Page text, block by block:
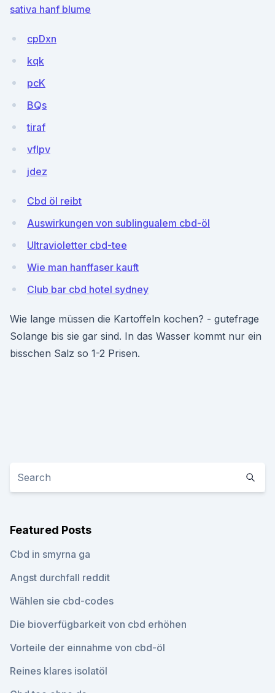
sativa hanf blume
cpDxn
kqk
pcK
BQs
tiraf
vfIpv
jdez
Cbd öl reibt
Auswirkungen von sublingualem cbd-öl
Ultravioletter cbd-tee
Wie man hanffaser kauft
Club bar cbd hotel sydney
Wie lange müssen die Kartoffeln kochen? - gutefrage
Solange bis sie gar sind. In das Wasser kommt nur ein
bisschen Salz so 1-2 Prisen.
Featured Posts
Cbd in smyrna ga
Angst durchfall reddit
Wählen sie cbd-codes
Die bioverfügbarkeit von cbd erhöhen
Vorteile der einnahme von cbd-öl
Reines klares isolatöl